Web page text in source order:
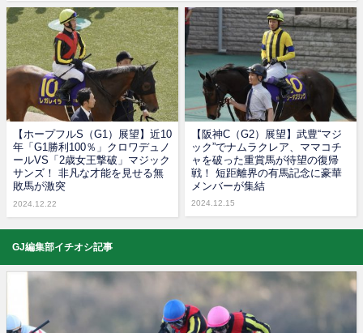
【ホープフルS（G1）展望】近10
年「G1勝利100％」クロワデュノ
ールVS「2歳女王撃破」マジック
サンズ！ 非凡な才能を見せる無
敗馬が激突
2024.12.22
【阪神C（G2）展望】武豊“マジ
ック”でナムラクレア、ママコチ
ャを破った重賞馬が待望の復帰
戦！ 短距離界の有馬記念に豪華
メンバーが集結
2024.12.15
GJ編集部イチオシ記事